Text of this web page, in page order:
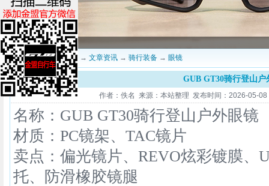
当前位置：深圳金盟 → 文章资讯 → 骑行装备 → 眼镜
GUB GT30骑行登山户
作者：佚名 来源：本站整理 发布时间：2026-05-08
名称：GUB GT30骑行登山户外眼镜
材质：PC镜架、 TAC镜片
卖点：偏光镜片、REVO炫彩镀膜、
托、防滑橡胶镜腿